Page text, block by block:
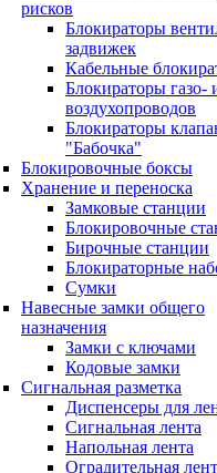
рисков
Блокираторы
задвижек
Кабельные
Блокираторы газо-
воздухопроводов
Блокираторы
"Бабочка"
Блокировочные боксы
Хранение и переноска
Замковые станции
Блокировочные
Бирочные станции
Блокираторные
Сумки
Навесные замки общего
назначения
Замки с ключами
Кодовые замки
Сигнальная разметка
Диспенсеры для
Сигнальная лента
Напольная лента
Оградительная